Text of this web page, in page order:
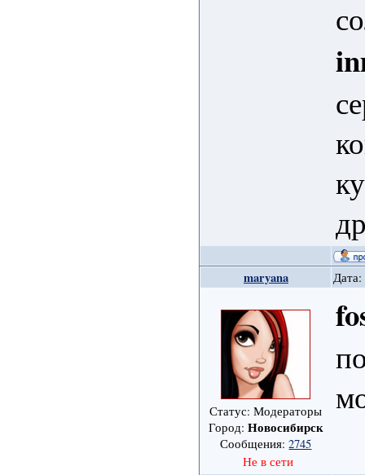
maryana Дата:
Статус: Модераторы
Город: Новосибирск
Сообщения:2745
Не в сети